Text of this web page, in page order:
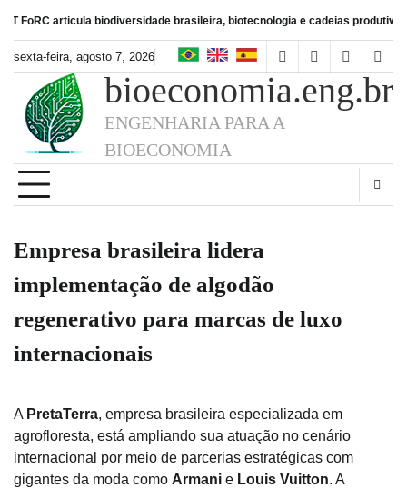
content
biodiversidade brasileira, biotecnologia e cadeias produtivas de
sexta-feira, agosto 7, 2026
facebookinstagram
linkedin
bioeconomia.eng.br
ENGENHARIA PARA A
BIOECONOMIA
Empresa brasileira lidera
implementação de algodão
regenerativo para marcas de luxo
internacionais
A PretaTerra, empresa brasileira especializada em
agrofloresta, está ampliando sua atuação no cenário
internacional por meio de parcerias estratégicas com
gigantes da moda como Armani e Louis Vuitton. A